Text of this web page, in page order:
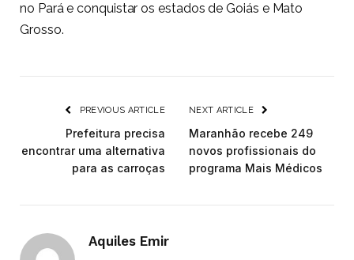
no Pará e conquistar os estados de Goiás e Mato
Grosso.
PREVIOUS ARTICLE
Prefeitura precisa
encontrar uma alternativa
para as carroças
NEXT ARTICLE
Maranhão recebe 249
novos profissionais do
programa Mais Médicos
Aquiles Emir